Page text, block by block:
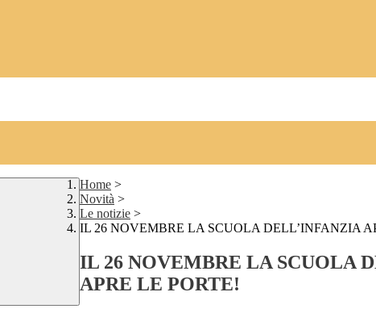
Home >
Novità >
Le notizie >
IL 26 NOVEMBRE LA SCUOLA DELL’INFANZIA
IL 26 NOVEMBRE LA SCUOLA
APRE LE PORTE!